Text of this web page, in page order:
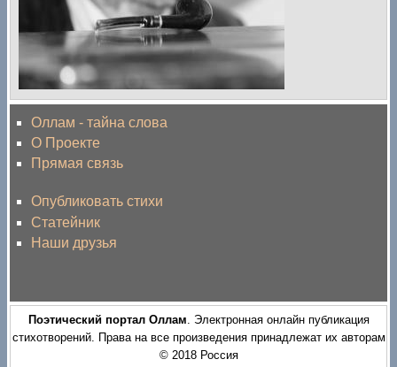
Оллам - тайна слова
О Проекте
Прямая связь
Опубликовать стихи
Статейник
Наши друзья
Поэтический портал Оллам. Электронная онлайн публикация
стихотворений. Права на все произведения принадлежат их авторам
© 2018 Россия